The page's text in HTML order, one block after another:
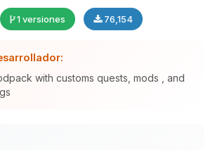
1 versiones 76,154
with customs quests, mods , and
por fin alguien con quien
Soy Choupy, tu pequeno
de BoxToPlay. Cuentame